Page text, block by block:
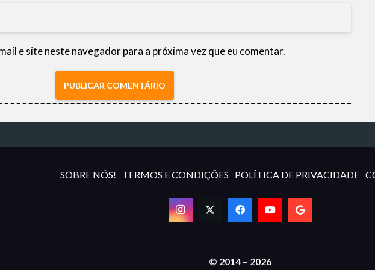
e site neste navegador para a próxima vez que eu comentar.
PUBLICAR COMENTÁRIO
SOBRE NÓS! TERMOS E CONDIÇÕES POLÍTICA DE PRIVACIDADE
© 2014 – 2026